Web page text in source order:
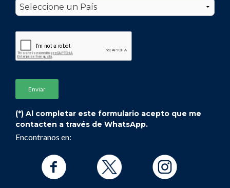
(*) Al completar este formulario acepto que me
contacten a través de WhatsApp.
Encontranos en: